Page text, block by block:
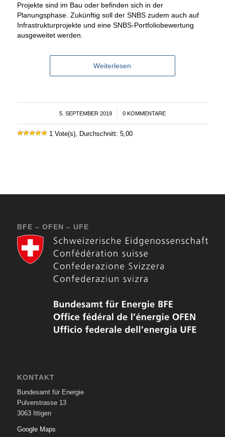
Projekte sind im Bau oder befinden sich in der
Planungsphase. Zukünftig soll der SNBS zudem auch auf
Infrastrukturprojekte und eine SNBS-Portfoliobewertung
ausgeweitet werden.
Weiterlesen
5. SEPTEMBER 2019
/ 0 KOMMENTARE
1 Vote(s), Durchschnitt: 5,00
BFE – OFEN – UFE
KONTAKT
Bundesamt für Energie
Pulverstrasse 13
3063 Ittigen
Google Maps